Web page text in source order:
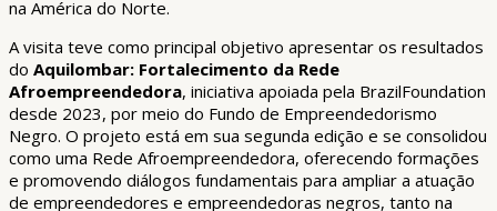
na América do Norte.
A visita teve como principal objetivo apresentar os resultados
do Aquilombar: Fortalecimento da Rede
Afroempreendedora, iniciativa apoiada pela BrazilFoundation
desde 2023, por meio do Fundo de Empreendedorismo
Negro. O projeto está em sua segunda edição e se consolidou
como uma Rede Afroempreendedora, oferecendo formações
e promovendo diálogos fundamentais para ampliar a atuação
de empreendedores e empreendedoras negros, tanto na